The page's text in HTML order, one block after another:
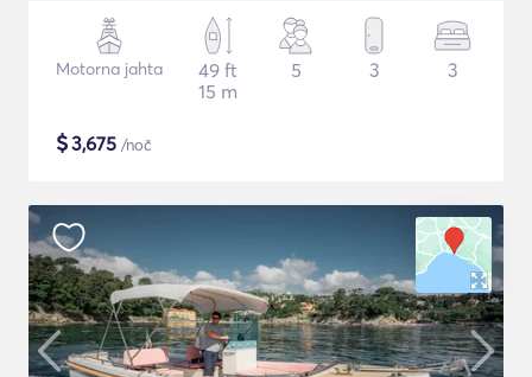
Motorna jahta
49 ft
15 m
5 3 3
$3,675 /noč